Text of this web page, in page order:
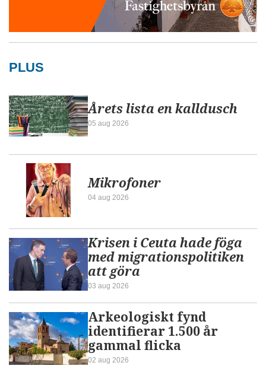
PLUS
Årets lista en kalldusch
05 aug 2026
Mikrofoner
04 aug 2026
Krisen i Ceuta hade föga
med migrationspolitiken
att göra
03 aug 2026
Arkeologiskt fynd
identifierar 1.500 år
gammal flicka
02 aug 2026